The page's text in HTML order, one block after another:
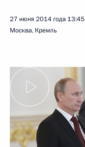
27 июня 2014 года 13:45
Москва, Кремль